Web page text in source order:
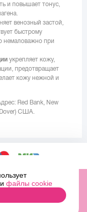
и повышает тонус,
венозный застой,
быстрому
немаловажно при
укрепляет кожу,
предотвращает
кожу нежной и
Red Bank, New
США.
ИНН 7727696979
Inc.,
файлы cookie